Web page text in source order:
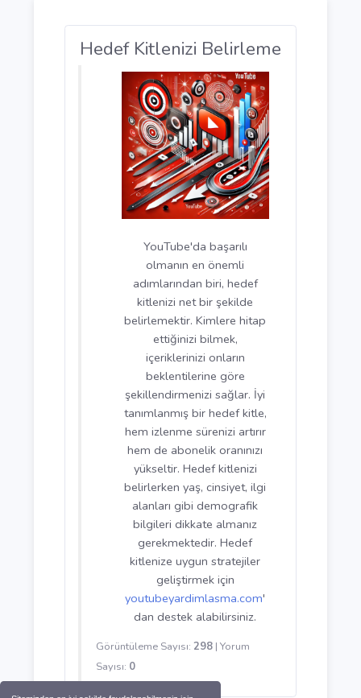
YouTube aramalarında üst sıralarda
Devamını Oku
Hedef Kitlenizi Belirleme
YouTube'da başarılı
olmanın en önemli
adımlarından biri, hedef
kitlenizi net bir şekilde
belirlemektir. Kimlere hitap
ettiğinizi bilmek,
içeriklerinizi onların
beklentilerine göre
şekillendirmenizi sağlar. İyi
hem izlenme sürenizi artırır